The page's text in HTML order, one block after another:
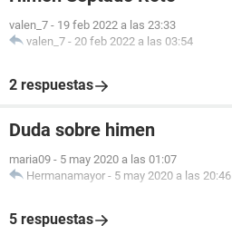
valen_7 - 19 feb 2022 a las 23:33
valen_7 - 20 feb 2022 a las 03:54
2 respuestas
Duda sobre himen
maria09 - 5 may 2020 a las 01:07
Hermanamayor - 5 may 2020 a las 20:46
5 respuestas